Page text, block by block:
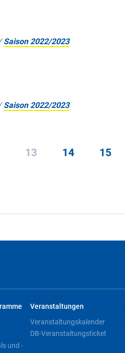
Saison 2022/2023
Saison 2022/2023
13 14 15
und -
Veranstaltungen
Veranstaltungskalender
DB-Veranstaltungsticket